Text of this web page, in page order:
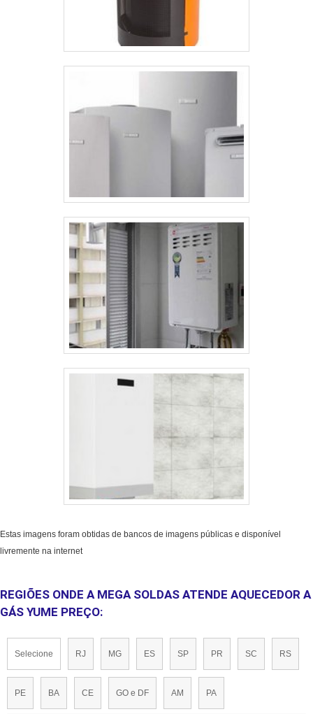
Estas imagens foram obtidas de bancos de imagens públicas e disponível
livremente na internet
REGIÕES ONDE A MEGA SOLDAS ATENDE AQUECEDOR A
GÁS YUME PREÇO:
Selecione RJ MG ES SP PR SC RS
PE BA CE GO e DF AM PA